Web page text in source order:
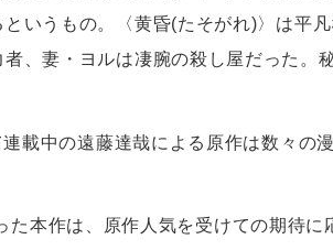
いうもの。〈黄昏(たそがれ)〉は平
、妻・ヨルは凄腕の殺し屋だった。
載中の遠藤達哉による原作は数々の
本作は、原作人気を受けての期待